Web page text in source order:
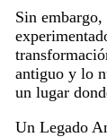
Sin
antiguo y lo
un lugar
Un Legado